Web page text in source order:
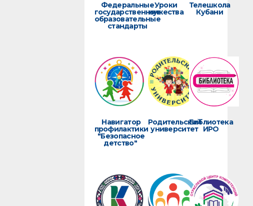
Федеральные
государственные
образовательные
стандарты
Уроки
мужества
Телешкола
Кубани
Навигатор
профилактики
"Безопасное
детство"
Родительский
университет
Библиотека
ИРО